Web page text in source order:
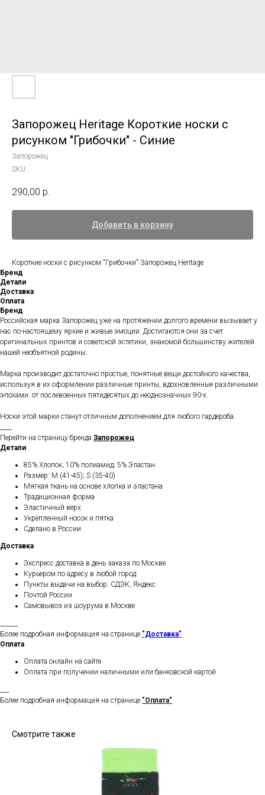
Запорожец Heritage Короткие носки с
рисунком "Грибочки" - Синие
Запорожец
SKU:
290,00 р.
Добавить в корзину
Короткие носки с рисунком "Грибочки" Запорожец Heritage
Бренд
Детали
Доставка
Оплата
Бренд
Российская марка Запорожец уже на протяжении долгого времени вызывает у
нас по-настоящему яркие и живые эмоции. Достигаются они за счет
оригинальных принтов и советской эстетики, знакомой большинству жителей
нашей необъятной родины.
Марка производит достаточно простые, понятные вещи достойного качества,
используя в их оформлении различные принты, вдохновленные различными
эпохами: от послевоенных пятидесятых до неоднозначных 90-х.
Носки этой марки станут отличным дополнением для любого гардероба.
Перейти на страницу бренда Запорожец
Детали
85% Хлопок; 10% полиамид; 5% Эластан
Размер: M (41-45); S (35-40)
Мягкая ткань на основе хлопка и эластана
Традиционная форма
Эластичный верх
Укрепленный носок и пятка
Сделано в России
Доставка
Экспресс доставка в день заказа по Москве
Курьером по адресу в любой город
Пункты выдачи на выбор: СДЭК, Яндекс
Почтой России
Самовывоз из шоурума в Москве
Более подробная информация на странице "Доставка"
Оплата
Оплата онлайн на сайте
Оплата при получении наличными или банковской картой
Более подробная информация на странице "Оплата"
Смотрите также